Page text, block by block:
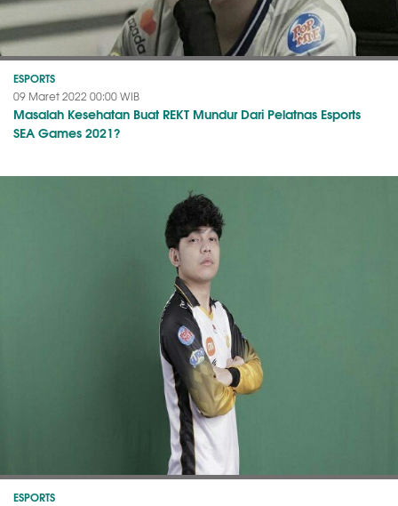
ESPORTS
09 Maret 2022 00:00 WIB
Masalah Kesehatan Buat REKT Mundur Dari Pelatnas Esports
SEA Games 2021?
ESPORTS